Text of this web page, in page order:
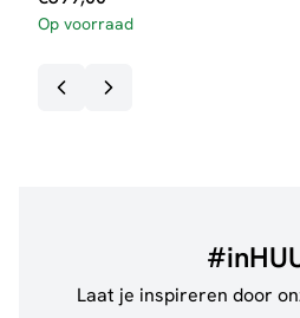
Op voorraad
Laat je inspireren door